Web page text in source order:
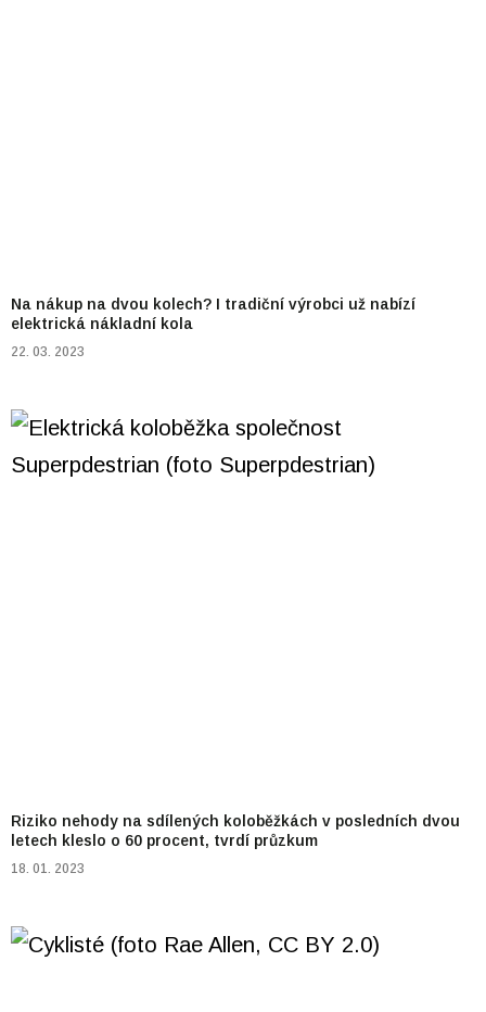
Na nákup na dvou kolech? I tradiční výrobci už nabízí
elektrická nákladní kola
22. 03. 2023
Riziko nehody na sdílených koloběžkách v posledních dvou
letech kleslo o 60 procent, tvrdí průzkum
18. 01. 2023